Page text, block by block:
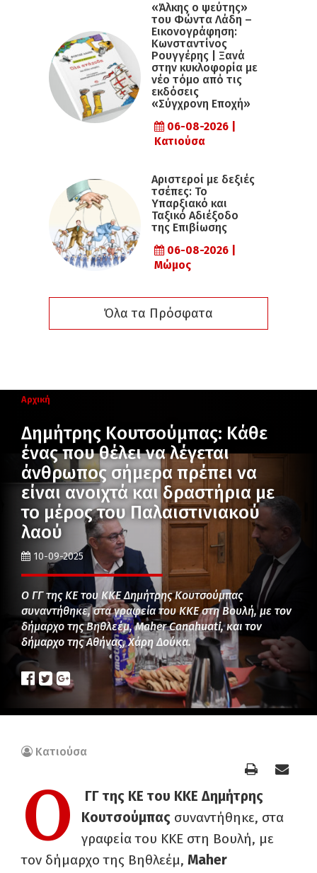
«Άλκης ο ψεύτης»
του Φώντα Λάδη –
Εικονογράφηση:
Κωνσταντίνος
Ρουγγέρης | Ξανά
στην κυκλοφορία με
νέο τόμο από τις
εκδόσεις
«Σύγχρονη Εποχή»
06-08-2026 |
Κατιούσα
Αριστεροί με δεξιές
τσέπες: Το
Υπαρξιακό και
Ταξικό Αδιέξοδο
της Επιβίωσης
06-08-2026 |
Μώμος
Όλα τα Πρόσφατα
Αρχική
Δημήτρης Κουτσούμπας: Κάθε
ένας που θέλει να λέγεται
άνθρωπος σήμερα πρέπει να
είναι ανοιχτά και δραστήρια με
το μέρος του Παλαιστινιακού
λαού
10-09-2025
Ο ΓΓ της ΚΕ του ΚΚΕ Δημήτρης Κουτσούμπας
συναντήθηκε, στα γραφεία του ΚΚΕ στη Βουλή, με τον
δήμαρχο της Βηθλεέμ, Maher Canahuati, και τον
δήμαρχο της Αθήνας, Χάρη Δούκα.
Κατιούσα
Ο
ΓΓ της ΚΕ του ΚΚΕ Δημήτρης
Κουτσούμπας συναντήθηκε, στα
γραφεία του ΚΚΕ στη Βουλή, με
τον δήμαρχο της Βηθλεέμ, Maher